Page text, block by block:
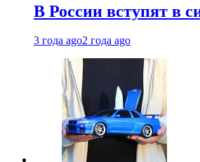
В России вступят в
3 года ago2 года ago